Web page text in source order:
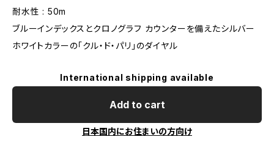
耐水性 : 50m
ブルーインデックスとクロノグラフ カウンターを備えたシルバー
ホワイトカラーの「クル・ド・パリ」のダイヤル
International shipping available
Add to cart
日本国内にお住まいの方向け